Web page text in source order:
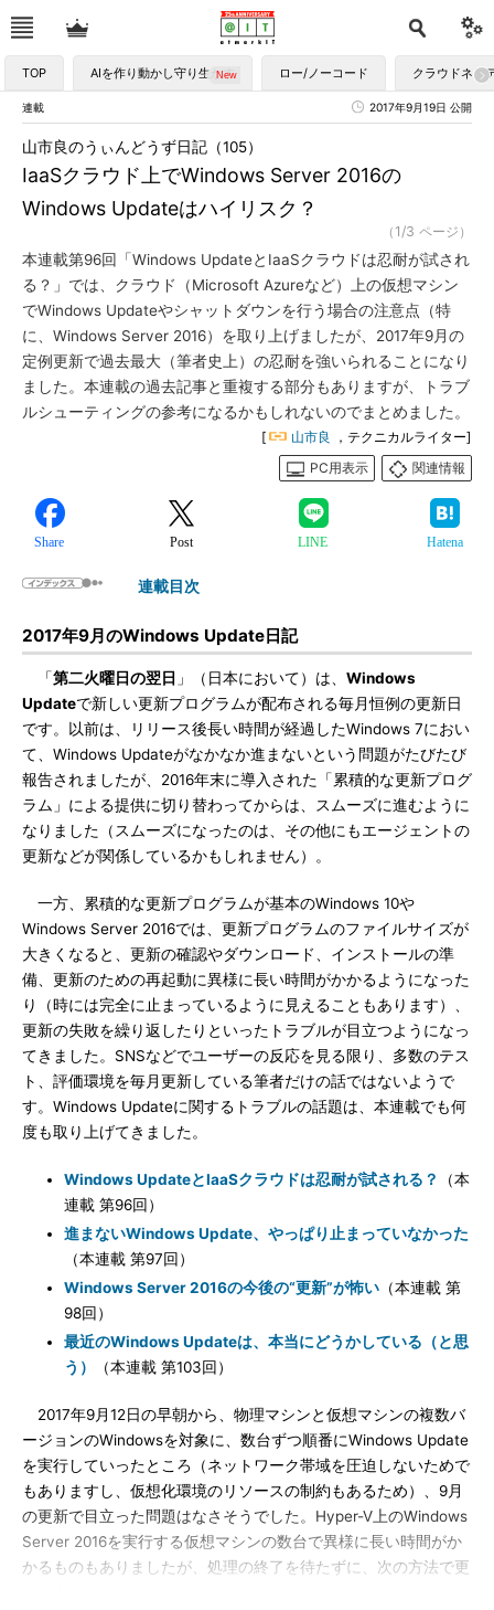
TOP AIを作り動かし守り生かす ロー/ノーコード クラウドネイ
連載 2017年9月19日 公開
IaaSクラウド上でWindows Server 2016の
Windows Updateはハイリスク？
山市良のうぃんどうず日記（105）
（1/3 ページ）
本連載第96回「Windows UpdateとIaaSクラウドは忍耐が試され
る？」では、クラウド（Microsoft Azureなど）上の仮想マシン
でWindows Updateやシャットダウンを行う場合の注意点（特
に、Windows Server 2016）を取り上げましたが、2017年9月の
定例更新で過去最大（筆者史上）の忍耐を強いられることになり
ました。本連載の過去記事と重複する部分もありますが、トラブ
ルシューティングの参考になるかもしれないのでまとめました。
[ 山市良
，テクニカルライター]
PC用表示
関連情報
Share Post LINE Hatena
連載目次
2017年9月のWindows Update日記
「第二火曜日の翌日 」（日本において）は、 Windows
Updateで新しい更新プログラムが配布される毎月恒例の更新日
です。以前は、リリース後長い時間が経過したWindows 7におい
て、Windows Updateがなかなか進まないという問題がたびたび
報告されましたが、2016年末に導入された「累積的な更新プログ
ラム」による提供に切り替わってからは、スムーズに進むように
なりました（スムーズになったのは、その他にもエージェントの
更新などが関係しているかもしれません）。
一方、累積的な更新プログラムが基本のWindows 10や
Windows Server 2016では、更新プログラムのファイルサイズが
大きくなると、更新の確認やダウンロード、インストールの準
備、更新のための再起動に異様に長い時間がかかるようになった
り（時には完全に止まっているように見えることもあります）、
更新の失敗を繰り返したりといったトラブルが目立つようになっ
てきました。SNSなどでユーザーの反応を見る限り、多数のテス
ト、評価環境を毎月更新している筆者だけの話ではないようで
す。Windows Updateに関するトラブルの話題は、本連載でも何
度も取り上げてきました。
Windows UpdateとIaaSクラウドは忍耐が試される？
（本
連載 第96回）
進まないWindows Update、やっぱり止まっていなかった
（本連載 第97回）
Windows Server 2016の今後の“更新”が怖い （本連載 第
98回）
最近のWindows Updateは、本当にどうかしている（と思
う）
（本連載 第103回）
2017年9月12日の早朝から、物理マシンと仮想マシンの複数バ
ージョンのWindowsを対象に、数台ずつ順番にWindows Update
を実行していったところ（ネットワーク帯域を圧迫しないためで
もありますし、仮想化環境のリソースの制約もあるため）、9月
の更新で目立った問題はなさそうでした。Hyper-V上のWindows
Server 2016を実行する仮想マシンの数台で異様に長い時間がか
かるものもありましたが、処理の終了を待たずに、次の方法で更